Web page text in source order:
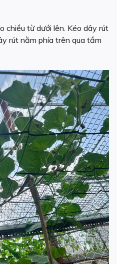
chiều từ dưới lên. Kéo dây rút
rút nằm phía trên qua tầm